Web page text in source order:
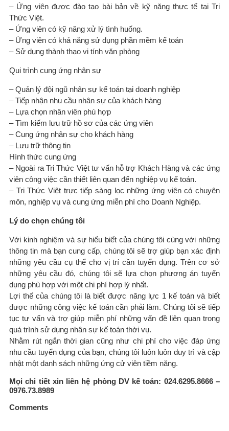
– Ứng viên được đào tạo bài bản về kỹ năng thực tế tại Tri
Thức Việt.
– Ứng viên có kỹ năng xử lý tình huống.
– Ứng viên có khả năng sử dụng phần mềm kế toán
– Sử dụng thành thạo vi tính văn phòng
Qui trình cung ứng nhân sự
– Quản lý đội ngũ nhân sự kế toán tại doanh nghiệp
– Tiếp nhận nhu cầu nhân sự của khách hàng
– Lựa chọn nhân viên phù hợp
– Tìm kiếm lưu trữ hồ sơ của các ứng viên
– Cung ứng nhân sự cho khách hàng
– Lưu trữ thông tin
Hình thức cung ứng
– Ngoài ra Tri Thức Việt tư vấn hỗ trợ Khách Hàng và các ứng
viên công việc cần thiết liên quan đến nghiệp vụ kế toán.
– Tri Thức Việt trực tiếp sàng lọc những ứng viên có chuyên
môn, nghiệp vụ và cung ứng miễn phí cho Doanh Nghiệp.
Lý do chọn chúng tôi
Với kinh nghiệm và sự hiểu biết của chúng tôi cùng với những
thông tin mà bạn cung cấp, chúng tôi sẽ trợ giúp bạn xác định
những yêu cầu cụ thể cho vị trí cần tuyển dụng. Trên cơ sở
những yêu cầu đó, chúng tôi sẽ lựa chọn phương án tuyển
dụng phù hợp với một chi phí hợp lý nhất.
Lợi thế của chúng tôi là biết được năng lực 1 kế toán và biết
được những công việc kế toán cần phải làm. Chúng tôi sẽ tiếp
tục tư vấn và trợ giúp miễn phí những vấn đề liên quan trong
quá trình sử dụng nhân sự kế toán thời vụ.
Nhằm rút ngắn thời gian cũng như chi phí cho việc đáp ứng
nhu cầu tuyển dụng của bạn, chúng tôi luôn luôn duy trì và cập
nhật một danh sách những ứng cử viên tiềm năng.
Mọi chi tiết xin liên hệ phòng DV kế toán: 024.6295.8666 –
0976.73.8989
Comments